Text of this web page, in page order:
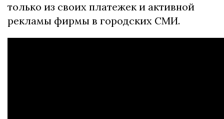
только из своих платежек и активной
рекламы фирмы в городских СМИ.